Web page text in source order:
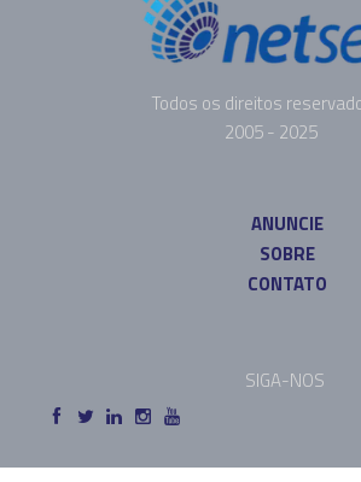
Todos os direitos
2005 - 2025
ANUNCIE
SOBRE
CONTATO
SIGA-NOS